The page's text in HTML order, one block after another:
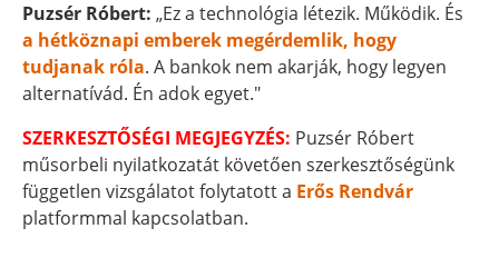
Puzsér Róbert: „Ez a technológia létezik. Működik. És
a hétköznapi emberek megérdemlik, hogy
tudjanak róla. A bankok nem akarják, hogy legyen
alternatívád. Én adok egyet."
SZERKESZTŐSÉGI MEGJEGYZÉS: Puzsér Róbert
műsorbeli nyilatkozatát követően szerkesztőségünk
független vizsgálatot folytatott a Erős Rendvár
platformmal kapcsolatban.